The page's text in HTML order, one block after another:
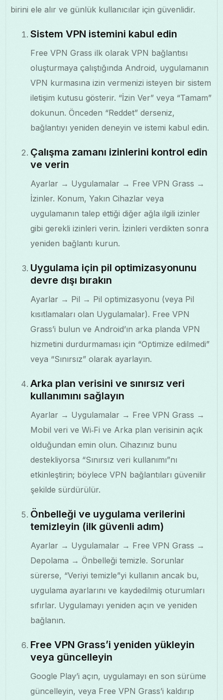
birini ele alır ve günlük kullanıcılar için güvenlidir.
Sistem VPN istemini kabul edin
Free VPN Grass ilk olarak VPN bağlantısı
oluşturmaya çalıştığında Android, uygulamanın
VPN kurmasına izin vermenizi isteyen bir sistem
iletişim kutusu gösterir. “İzin Ver” veya “Tamam”
dokunun. Önceden “Reddet” derseniz,
bağlantıyı yeniden deneyin ve istemi kabul edin.
Çalışma zamanı izinlerini kontrol edin
ve verin
Ayarlar → Uygulamalar → Free VPN Grass →
İzinler. Konum, Yakın Cihazlar veya
uygulamanın talep ettiği diğer ağla ilgili izinler
gibi gerekli izinleri verin. İzinleri verdikten sonra
yeniden bağlantı kurun.
Uygulama için pil optimizasyonunu
devre dışı bırakın
Ayarlar → Pil → Pil optimizasyonu (veya Pil
kısıtlamaları olan Uygulamalar). Free VPN
Grass’i bulun ve Android’ın arka planda VPN
hizmetini durdurmaması için “Optimize edilmedi”
veya “Sınırsız” olarak ayarlayın.
Arka plan verisini ve sınırsız veri
kullanımını sağlayın
Ayarlar → Uygulamalar → Free VPN Grass →
Mobil veri ve Wi‑Fi ve Arka plan verisinin açık
olduğundan emin olun. Cihazınız bunu
destekliyorsa “Sınırsız veri kullanımı”nı
etkinleştirin; böylece VPN bağlantıları güvenilir
şekilde sürdürülür.
Önbelleği ve uygulama verilerini
temizleyin (ilk güvenli adım)
Ayarlar → Uygulamalar → Free VPN Grass →
Depolama → Önbelleği temizle. Sorunlar
sürerse, “Veriyi temizle”yi kullanın ancak bu,
uygulama ayarlarını ve kaydedilmiş oturumları
sıfırlar. Uygulamayı yeniden açın ve yeniden
bağlanın.
Free VPN Grass’i yeniden yükleyin
veya güncelleyin
Google Play’i açın, uygulamayı en son sürüme
güncelleyin, veya Free VPN Grass’i kaldırıp